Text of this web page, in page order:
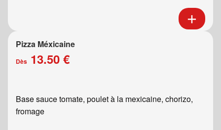
Pizza Méxicaine
Dès 13.50 €
Base sauce tomate, poulet à la mexicaine, chorizo,
fromage